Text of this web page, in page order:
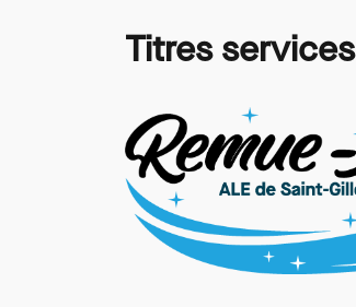
Paragraphes
Titres services
Image
Image